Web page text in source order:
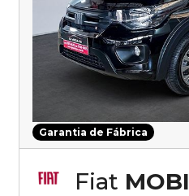
Garantia de Fábrica
Fiat MOBI